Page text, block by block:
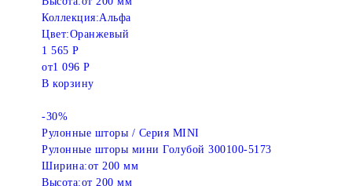
Коллекция:Альфа
Цвет:Оранжевый
1 565 Р
от1 096 Р
В корзину
-30%
Рулонные шторы / Серия MINI
Рулонные шторы мини Голубой 300100-5173
Ширина:от 200 мм
Высота:от 200 мм